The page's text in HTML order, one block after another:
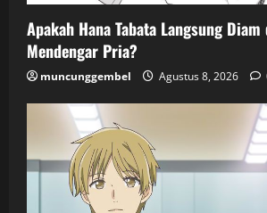
Apakah Hana Tabata Langsung
Mendengar Pria?
muncunggembel Agustus 8, 2026